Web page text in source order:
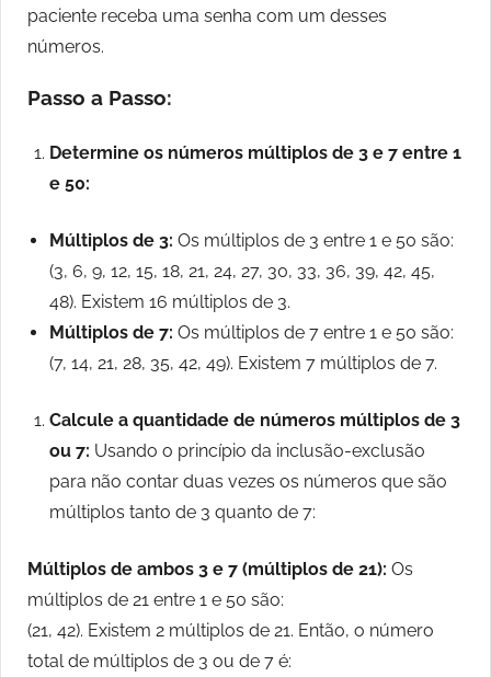
paciente receba uma senha com um desses
números.
Passo a Passo:
Determine os números múltiplos de 3 e 7 entre 1
e 50:
Múltiplos de 3: Os múltiplos de 3 entre 1 e 50 são:
(3, 6, 9, 12, 15, 18, 21, 24, 27, 30, 33, 36, 39, 42, 45,
48). Existem 16 múltiplos de 3.
Múltiplos de 7: Os múltiplos de 7 entre 1 e 50 são:
(7, 14, 21, 28, 35, 42, 49). Existem 7 múltiplos de 7.
Calcule a quantidade de números múltiplos de 3
ou 7: Usando o princípio da inclusão-exclusão
para não contar duas vezes os números que são
múltiplos tanto de 3 quanto de 7:
Múltiplos de ambos 3 e 7 (múltiplos de 21): Os
múltiplos de 21 entre 1 e 50 são:
(21, 42). Existem 2 múltiplos de 21. Então, o número
total de múltiplos de 3 ou de 7 é: